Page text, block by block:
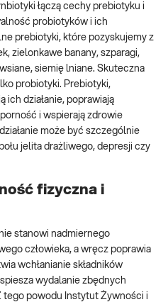
łączą cechy prebiotyku i
probiotyków i ich
prebiotyki, które pozyskujemy z
zielonkawe banany, szparagi,
siemię lniane. Skuteczna
probiotyki. Prebiotyki,
ich działanie, poprawiają
i wspierają zdrowie
może być szczególnie
jelita drażliwego, depresji czy
fizyczna i
stanowi nadmiernego
człowieka, a wręcz poprawia
wchłanianie składników
wydalanie zbędnych
tego powodu Instytut Żywności i